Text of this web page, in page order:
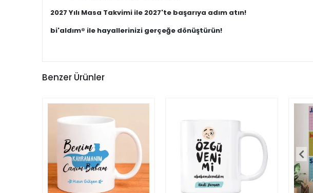
2027 Yılı Masa Takvimi ile 2027'te başarıya adım atın!
bi'aldım® ile hayallerinizi gerçeğe dönüştürün!
Benzer Ürünler